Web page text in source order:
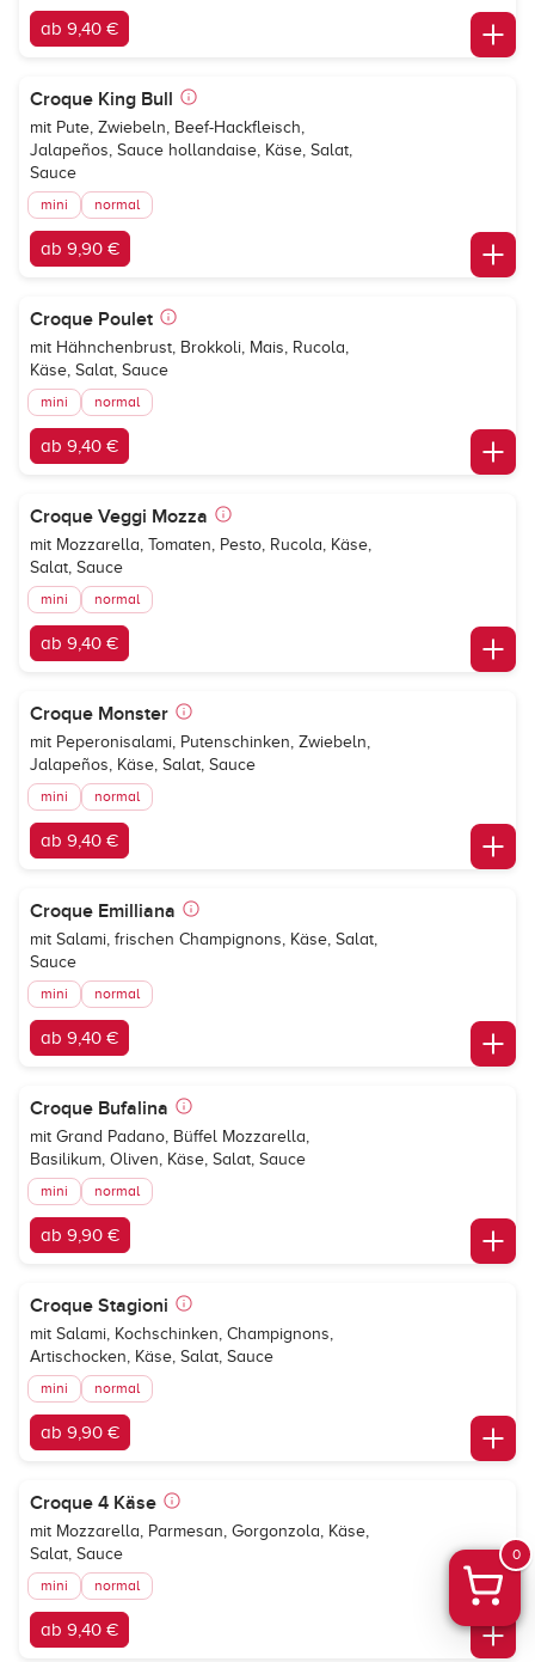
ab 9,40 €
Croque King Bull
mit Pute, Zwiebeln, Beef-Hackfleisch,
Jalapeños, Sauce hollandaise, Käse, Salat,
Sauce
mini normal
ab 9,90 €
Croque Poulet
mit Hähnchenbrust, Brokkoli, Mais, Rucola,
Käse, Salat, Sauce
mini normal
ab 9,40 €
Croque Veggi Mozza
mit Mozzarella, Tomaten, Pesto, Rucola, Käse,
Salat, Sauce
mini normal
ab 9,40 €
Croque Monster
mit Peperonisalami, Putenschinken, Zwiebeln,
Jalapeños, Käse, Salat, Sauce
mini normal
ab 9,40 €
Croque Emilliana
mit Salami, frischen Champignons, Käse, Salat,
Sauce
mini normal
ab 9,40 €
Croque Bufalina
mit Grand Padano, Büffel Mozzarella,
Basilikum, Oliven, Käse, Salat, Sauce
mini normal
ab 9,90 €
Croque Stagioni
mit Salami, Kochschinken, Champignons,
Artischocken, Käse, Salat, Sauce
mini normal
ab 9,90 €
Croque 4 Käse
mit Mozzarella, Parmesan, Gorgonzola, Käse,
Salat, Sauce
mini normal
ab 9,40 €
0